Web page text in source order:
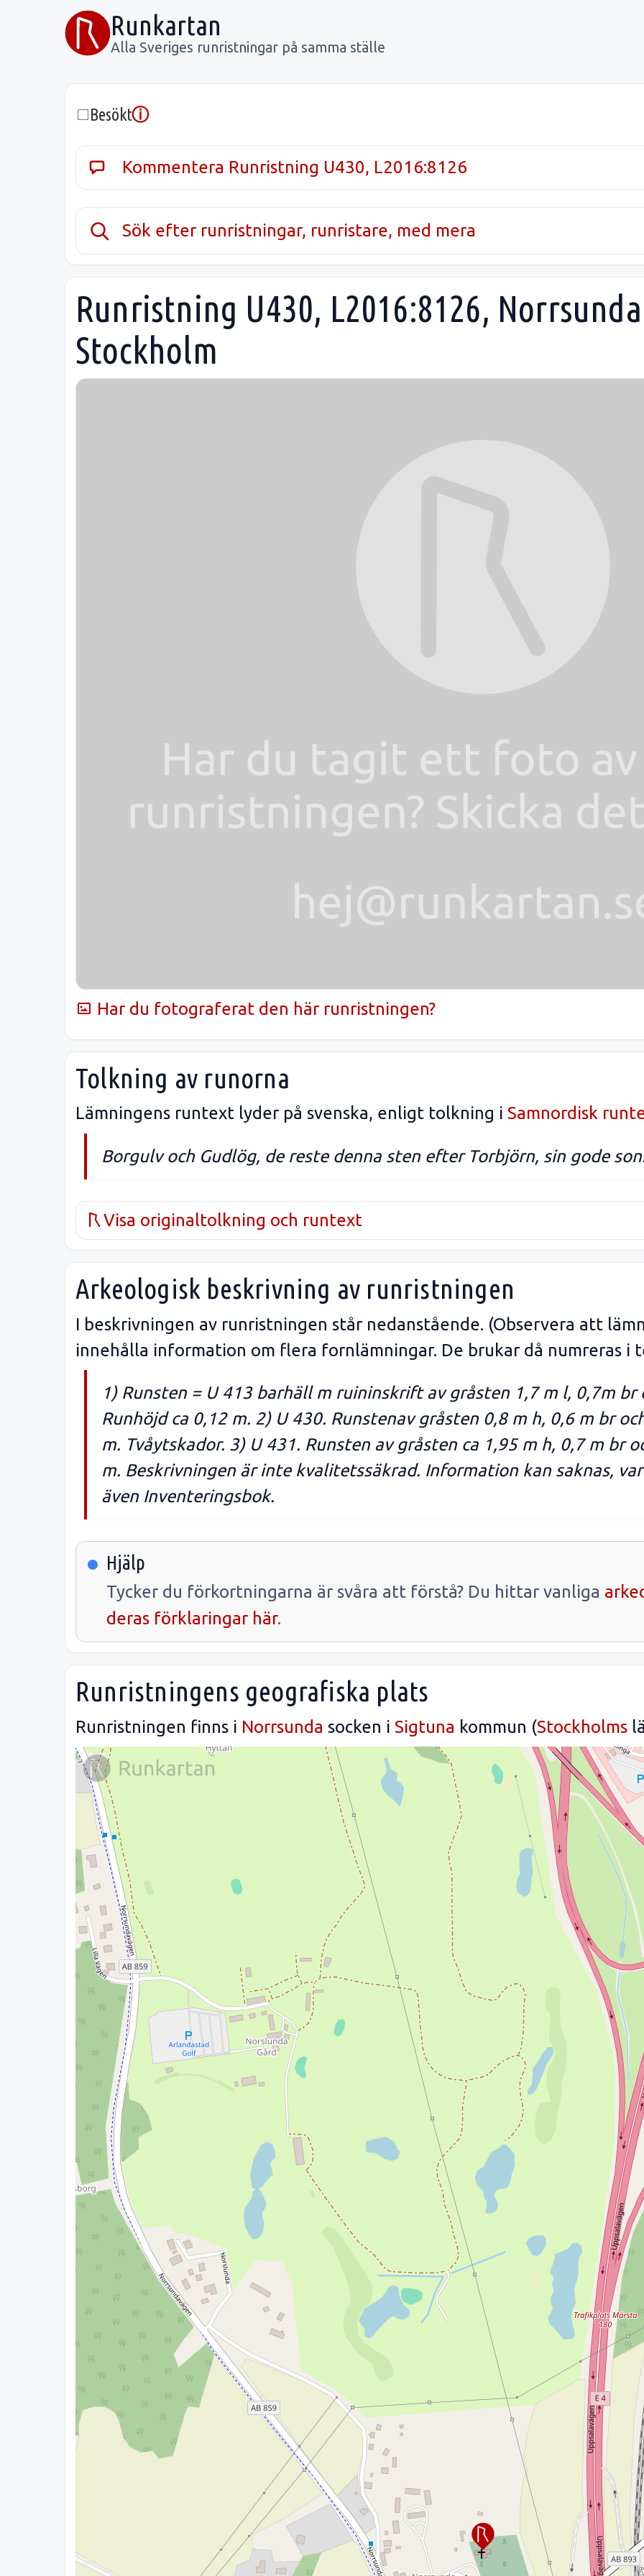
Runkartan
Alla Sveriges runristningar på samma ställe
Besöktⓘ
Kommentera Runristning U430, L2016:8126
Sök efter runristningar, runristare, med mera
Runristning U430, L2016:8126,
Stockholm
Har du fotograferat den här runristningen?
Tolkning av runorna
Lämningens runtext lyder på svenska, enligt tolkning i Samnordisk
Borgulv och Gudlög, de reste denna sten efter Torbjörn, sin gode
Visa originaltolkning och runtext
Arkeologisk beskrivning av runristningen
I beskrivningen av runristningen står nedanstående. (Observera att
innehålla information om flera fornlämningar. De brukar då numreras i
1) Runsten = U 413 barhäll m ruininskrift av gråsten 1,7 m l, 0,7m br
Runhöjd ca 0,12 m. 2) U 430. Runstenav gråsten 0,8 m h, 0,6 m br
m. Tvåytskador. 3) U 431. Runsten av gråsten ca 1,95 m h, 0,7 m br
m. Beskrivningen är inte kvalitetssäkrad. Information kan saknas,
även Inventeringsbok.
Hjälp
Tycker du förkortningarna är svåra att förstå? Du hittar vanliga
deras förklaringar här.
Runristningens geografiska plats
Runristningen finns i Norrsunda socken i Sigtuna kommun (Stockholms